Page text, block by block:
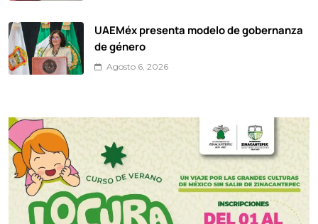
UAEMéx presenta modelo de gobernanza
de género
Agosto 6, 2026